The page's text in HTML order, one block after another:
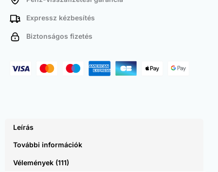
Expressz kézbesítés
Biztonságos fizetés
Leírás
További információk
Vélemények (111)